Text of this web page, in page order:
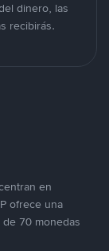
dinero, las
recibirás.
en
ofrece una
70 monedas